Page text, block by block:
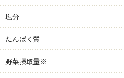
塩分
たんぱく質
野菜摂取量※